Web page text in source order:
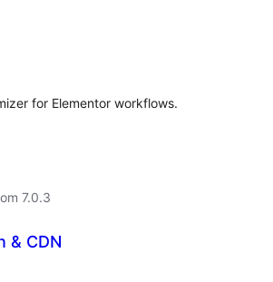
for Elementor workflows.
7.0.3
& CDN